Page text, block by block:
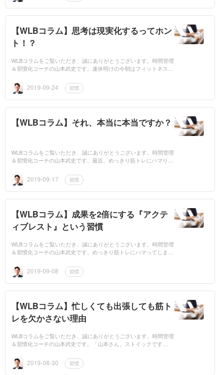
【WLBコラム】思考は現実化するってホン
ト！？
WLBコラムをご覧いただき、誠にありがとうございます。時間管理
＆習慣化コーチの山本武史です。連休明けの今朝はフィットネスジ
ていますが...2019-09-24 習慣
【WLBコラム】それ、本当に本当ですか？
WLBコラムをご覧いただき、誠にありがとうございます。時間管理
＆習慣化コーチの山本武史です。最近、めっきり筋トレにハマりま
続けています...
2019-09-17 習慣
【WLBコラム】成果を2倍にする『アクテ
ィブレスト』という習慣
WLBコラムをご覧いただき、誠にありがとうございます。時間管理
＆習慣化コーチの山本武史です。めっきり筋トレにハマってしまい
いけな...2019-09-08 習慣
【WLBコラム】忙しくても出張しても筋ト
レを欠かさない理由
WLBコラムをご覧いただき、誠にありがとうございます。時間管理
＆習慣化コーチの山本武史です。「山本さん、ストイックです
^^;です...2019-08-30 習慣